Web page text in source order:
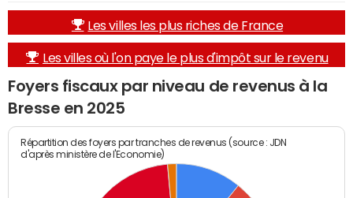
Les villes les plus riches de France
Les villes où l'on paye le plus d'impôt sur le revenu
Foyers fiscaux par niveau de revenus à la
Bresse en 2025
Répartition des foyers par tranches de revenus (source : JDN
d'après ministère de l'Economie)